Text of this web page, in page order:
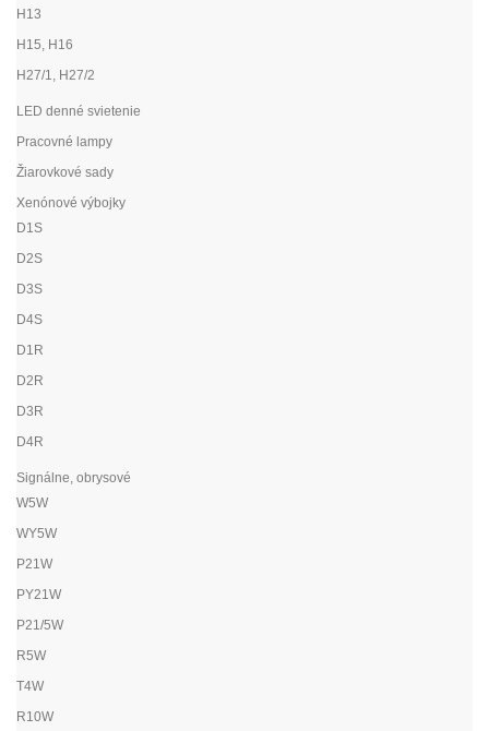
H13
H15, H16
H27/1, H27/2
LED denné svietenie
Pracovné lampy
Žiarovkové sady
Xenónové výbojky
D1S
D2S
D3S
D4S
D1R
D2R
D3R
D4R
Signálne, obrysové
W5W
WY5W
P21W
PY21W
P21/5W
R5W
T4W
R10W